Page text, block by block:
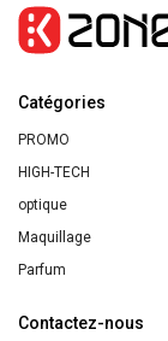
Fortifiant
Phytolium
Catégories
PROMO
HIGH-TECH
optique
Maquillage
Parfum
Contactez-nous